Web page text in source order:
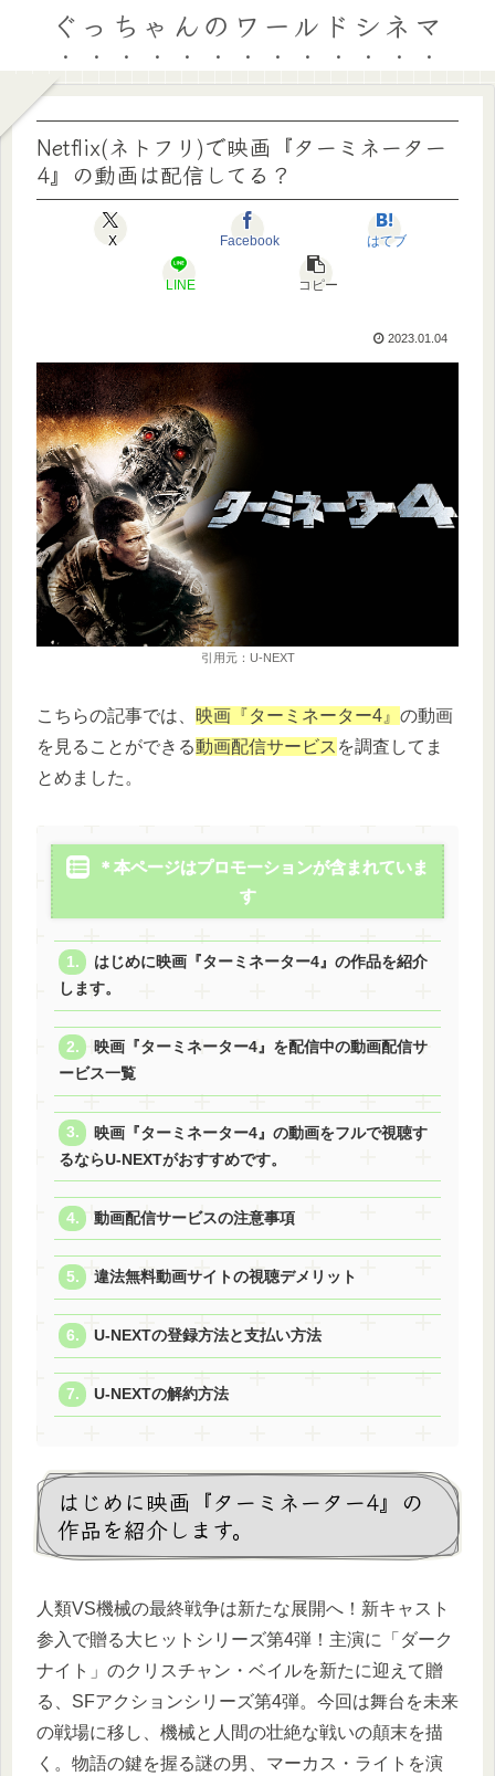
ぐっちゃんのワールドシネマ
Netflix(ネトフリ)で映画『ターミネーター
4』の動画は配信してる？
X Facebook はてブ
LINE コピー
2023.01.04
引用元：U-NEXT
こちらの記事では、 映画『ターミネーター4』 の動画
を見ることができる動画配信サービス を調査してま
とめました。
＊本ページはプロモーションが含まれていま
す
はじめに映画『ターミネーター4』の作品を紹介
します。
映画『ターミネーター4』を配信中の動画配信サ
ービス一覧
映画『ターミネーター4』の動画をフルで視聴す
るならU-NEXTがおすすめです。
動画配信サービスの注意事項
違法無料動画サイトの視聴デメリット
U-NEXTの登録方法と支払い方法
U-NEXTの解約方法
はじめに映画『ターミネーター4』の
作品を紹介します。
人類VS機械の最終戦争は新たな展開へ！新キャスト
参入で贈る大ヒットシリーズ第4弾！主演に「ダーク
ナイト」のクリスチャン・ベイルを新たに迎えて贈
る、SFアクションシリーズ第4弾。今回は舞台を未来
の戦場に移し、機械と人間の壮絶な戦いの顛末を描
く。物語の鍵を握る謎の男、マーカス・ライトを演